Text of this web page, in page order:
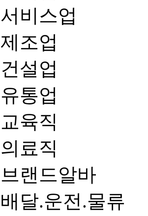
서비스업
제조업
건설업
유통업
교육직
의료직
브랜드알바
배달.운전.물류